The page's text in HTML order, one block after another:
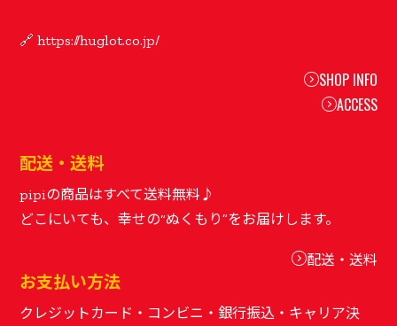
SHOP INFO
ACCESS
配送・送料
pipiの商品はすべて送料無料♪
配送・送料
お支払い方法
クレジットカード・コンビニ・銀行振込・キャリア決